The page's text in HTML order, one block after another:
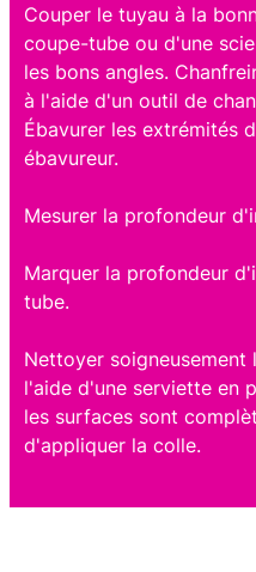
Couper le tuyau à la
coupe-tube ou d'une
les bons angles.
à l'aide d'un outil de
Ébavurer les extrémités
ébavureur.
Mesurer la profondeur
Marquer la profondeur
tube.
Nettoyer
l'aide d'une serviette en
les surfaces sont
d'appliquer la colle.